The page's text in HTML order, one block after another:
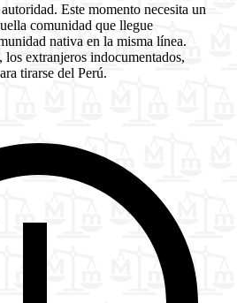
Este momento necesita un
comunidad que llegue
nativa en la misma línea.
extranjeros indocumentados,
tirarse del Perú.